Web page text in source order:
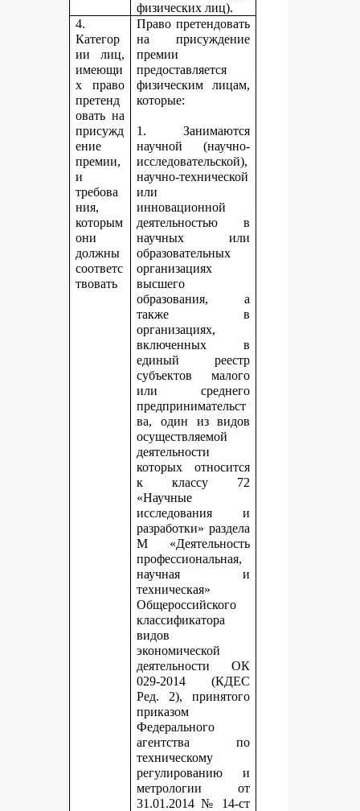
физических лиц).
4.
Категор
ии лиц,
имеющи
х право
претенд
овать на
присужд
ение
премии,
и
требова
ния,
которым
они
должны
соответс
твовать
Право претендовать
на присуждение
премии
предоставляется
физическим лицам,
которые:
1. Занимаются
научной (научно-
исследовательской),
научно-технической
или
инновационной
деятельностью в
научных или
образовательных
организациях
высшего
образования, а
также в
организациях,
включенных в
единый реестр
субъектов малого
или среднего
предпринимательст
ва, один из видов
осуществляемой
деятельности
которых относится
к классу 72
«Научные
исследования и
разработки» раздела
М «Деятельность
профессиональная,
научная и
техническая»
Общероссийского
классификатора
видов
экономической
деятельности ОК
029-2014 (КДЕС
Ред. 2), принятого
приказом
Федерального
агентства по
техническому
регулированию и
метрологии от
31.01.2014 № 14-ст